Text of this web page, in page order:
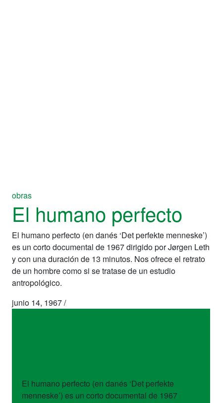
obras
El humano perfecto
El humano perfecto (en danés ‘Det perfekte menneske’)
es un corto documental de 1967 dirigido por Jørgen Leth
y con una duración de 13 minutos. Nos ofrece el retrato
de un hombre como si se tratase de un estudio
antropológico.
junio 14, 1967/
El humano perfecto (en danés ‘Det perfekte
menneske’) es un corto documental de 1967